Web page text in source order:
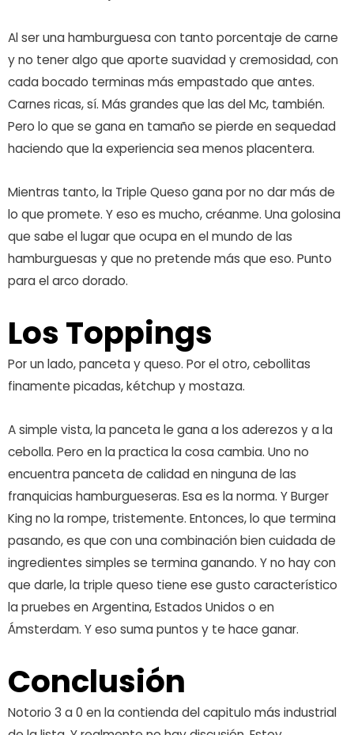
Al ser una hamburguesa con tanto porcentaje de carne
y no tener algo que aporte suavidad y cremosidad, con
cada bocado terminas más empastado que antes.
Carnes ricas, sí. Más grandes que las del Mc, también.
Pero lo que se gana en tamaño se pierde en sequedad
haciendo que la experiencia sea menos placentera.
Mientras tanto, la Triple Queso gana por no dar más de
lo que promete. Y eso es mucho, créanme. Una golosina
que sabe el lugar que ocupa en el mundo de las
hamburguesas y que no pretende más que eso. Punto
para el arco dorado.
Los Toppings
Por un lado, panceta y queso. Por el otro, cebollitas
finamente picadas, kétchup y mostaza.
A simple vista, la panceta le gana a los aderezos y a la
cebolla. Pero en la practica la cosa cambia. Uno no
encuentra panceta de calidad en ninguna de las
franquicias hamburgueseras. Esa es la norma. Y Burger
King no la rompe, tristemente. Entonces, lo que termina
pasando, es que con una combinación bien cuidada de
ingredientes simples se termina ganando. Y no hay con
que darle, la triple queso tiene ese gusto característico
la pruebes en Argentina, Estados Unidos o en
Ámsterdam. Y eso suma puntos y te hace ganar.
Conclusión
Notorio 3 a 0 en la contienda del capitulo más industrial